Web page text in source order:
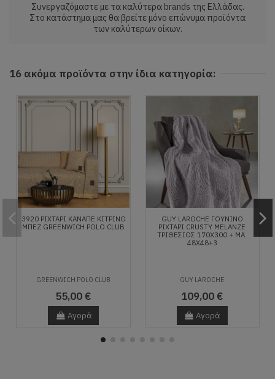
Συνεργαζόμαστε με τα καλύτερα brands της Ελλάδας.
Στο κατάστημα μας θα βρείτε μόνο επώνυμα προϊόντα
των καλύτερων οίκων.
16 ακόμα προϊόντα στην ίδια κατηγορία:
3920 ΡΙΧΤΑΡΙ ΚΑΝΑΠΕ ΚΙΤΡΙΝΟ
ΜΠΕΖ GREENWICH POLO CLUB
GREENWICH POLO CLUB
55,00 €
Αγορά
GUY LAROCHE ΓΟΎΝΙΝΟ
ΡΙΧΤΆΡΙ.CRUSTY MELANZE
ΤΡΙΘΈΣΙΟΣ 170X300 + ΜΑ.
48X48+3
GUY LAROCHE
109,00 €
Αγορά